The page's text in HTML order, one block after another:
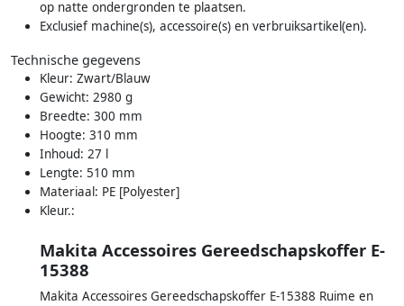
op natte ondergronden te plaatsen.
Exclusief machine(s), accessoire(s) en verbruiksartikel(en).
Technische gegevens
Kleur: Zwart/Blauw
Gewicht: 2980 g
Breedte: 300 mm
Hoogte: 310 mm
Inhoud: 27 l
Lengte: 510 mm
Materiaal: PE [Polyester]
Kleur.:
Makita Accessoires Gereedschapskoffer E-
15388
Makita Accessoires Gereedschapskoffer E-15388 Ruime en